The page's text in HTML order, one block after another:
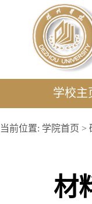
学校主
当前位置: 学院首页 >
材